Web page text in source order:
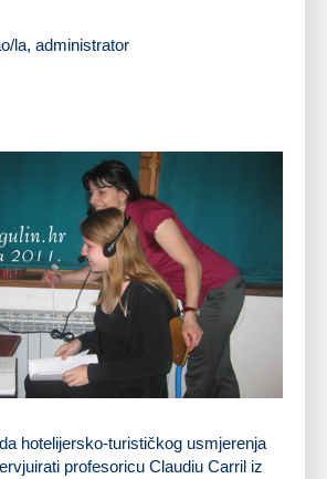
la, administrator
hotelijersko-turističkog usmjerenja
profesoricu Claudiu Carril iz